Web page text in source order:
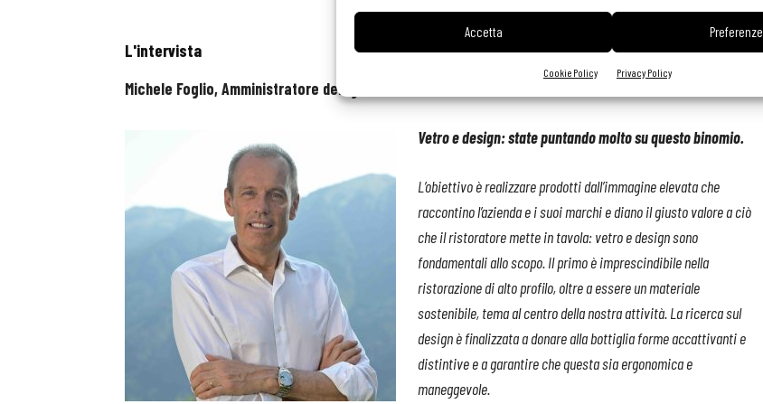
Accetta Preferenze
Cookie Policy Privacy Policy
L'intervista
Michele Foglio, Amministratore delegato di Maniva
Vetro e design: state puntando molto su questo binomio.
L’obiettivo è realizzare prodotti dall’immagine elevata che
raccontino l’azienda e i suoi marchi e diano il giusto valore a ciò
che il ristoratore mette in tavola: vetro e design sono
fondamentali allo scopo. Il primo è imprescindibile nella
ristorazione di alto profilo, oltre a essere un materiale
sostenibile, tema al centro della nostra attività. La ricercasul
design è finalizzata a donare alla bottiglia forme accattivantie
distintive e a garantire che questasia ergonomica e
maneggevole.